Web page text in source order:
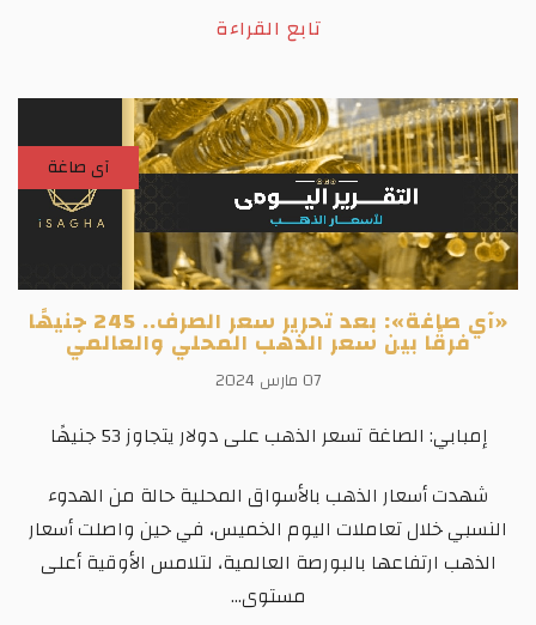
تابع القراءة
آى صاغة
«آي صاغة»: بعد تحرير سعر الصرف.. 245 جنيهًا
فرقًا بين سعر الذهب المحلي والعالمي
07 مارس 2024
إمبابي: الصاغة تسعر الذهب على دولار يتجاوز 53 جنيهًا
شهدت أسعار الذهب بالأسواق المحلية حالة من الهدوء
النسبي خلال تعاملات اليوم الخميس، في حين واصلت أسعار
الذهب ارتفاعها بالبورصة العالمية، لتلامس الأوقية أعلى
مستوى...